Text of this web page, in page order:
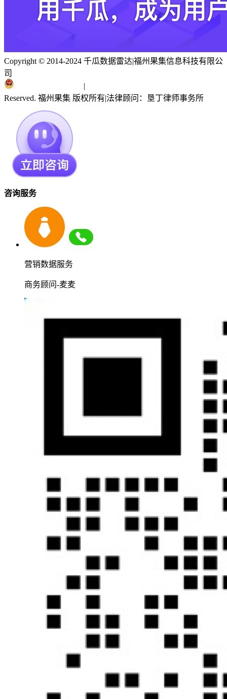
Copyright © 2014-2024 千瓜数据雷达|福州果集信息科技有限公
司
|
Reserved. 福州果集 版权所有|法律顾问：垦丁律师事务所
咨询服务
营销数据服务
商务顾问-麦麦